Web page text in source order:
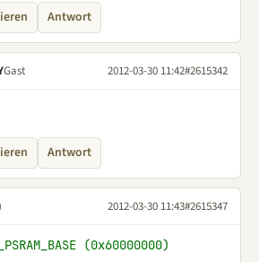
Antwort
Gast 2012-03-30 11:42#2615342
Antwort
2012-03-30 11:43#2615347
(0x60000000)